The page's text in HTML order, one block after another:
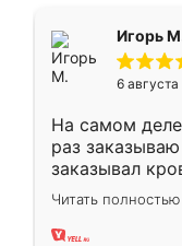
Игорь
6
На самом
раз
заказывал
ребёнка при
заказал
хорошее
Читать полностью